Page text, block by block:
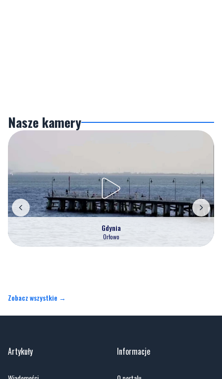
Nasze kamery
Gdynia
Orłowo
Zobacz wszystkie →
Artykuły Informacje